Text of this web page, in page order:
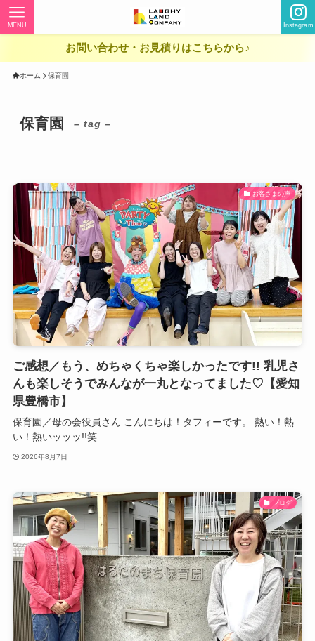
Instagram
MENU
お問い合わせ・お見積りはこちらから♪
ホーム 保育園
保育園 – tag –
お客さまの声
ご感想／もう、めちゃくちゃ楽しかったです!! 乳児さ
んも楽しそうでみんなが一丸となってました♡【愛知
県豊橋市】
保育園／母の会役員さん こんにちは！タフィーです。 熱い！熱
い！熱いッッッ!!笑...
2026年8月7日
ブログ